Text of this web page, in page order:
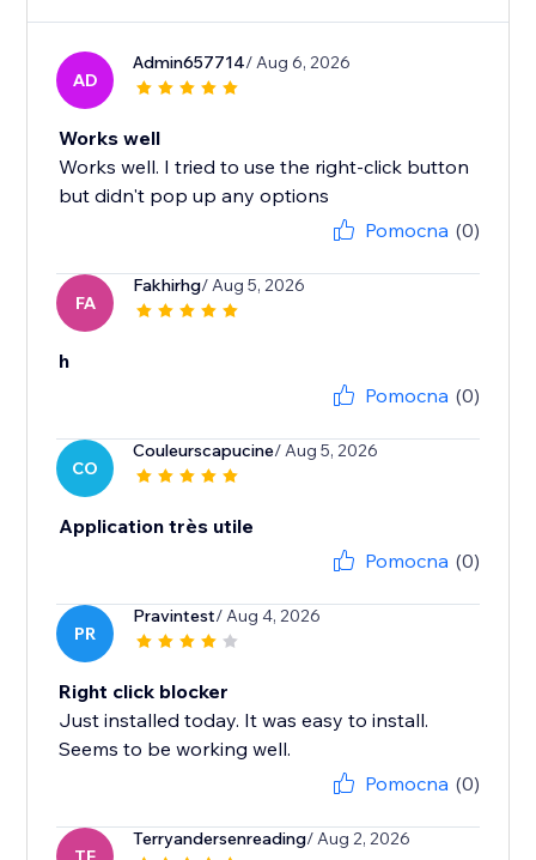
AD
Admin657714/ Aug 6, 2026
Works well
Works well. I tried to use the right-click button
but didn't pop up any options
Pomocna (0)
FA
Fakhirhg/ Aug 5, 2026
h
Pomocna (0)
CO
Couleurscapucine/ Aug 5, 2026
Application très utile
Pomocna (0)
PR
Pravintest/ Aug 4, 2026
Right click blocker
Just installed today. It was easy to install.
Seems to be working well.
Pomocna (0)
Terryandersenreading/ Aug 2, 2026